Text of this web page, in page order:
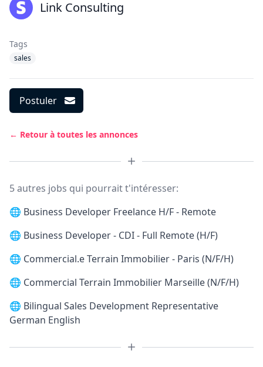
Link Consulting
Tags
sales
Postuler
← Retour à toutes les annonces
5 autres jobs qui pourrait t'intéresser:
🌐 Business Developer Freelance H/F - Remote
🌐 Business Developer - CDI - Full Remote (H/F)
🌐 Commercial.e Terrain Immobilier - Paris (N/F/H)
🌐 Commercial Terrain Immobilier Marseille (N/F/H)
🌐 Bilingual Sales Development Representative
German English